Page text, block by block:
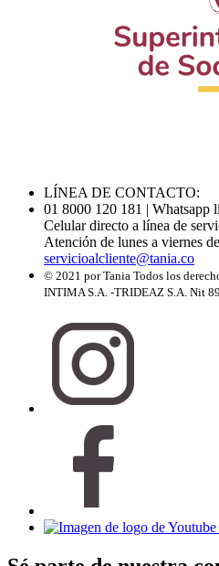
LÍNEA DE CONTACTO:
01 8000 120 181 | Whatsapp
Celular directo a línea de
Atención de lunes a viernes
servicioalcliente@tania.co
© 2021 por Tania Todos los
INTIMA S.A. -TRIDEAZ S.A. Nit